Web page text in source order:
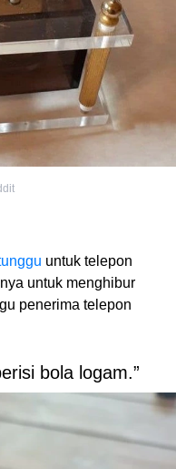
untuk telepon
untuk menghibur
penerima telepon
bola logam.”